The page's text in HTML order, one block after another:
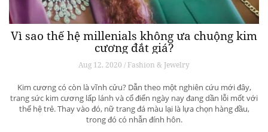
Vì sao thế hệ millenials không ưa chuộng kim
cương đắt giá?
Aug 12, 2020 / Fashion & Jewelry
Kim cương có còn là vĩnh cửu? Dẫn theo một nghiên cứu mới đây,
trang sức kim cương lấp lánh và cổ điển ngày nay đang dần lỗi mốt với
thế hệ trẻ. Thay vào đó, nữ trang đá màu lại là lựa chọn hàng đầu,
trong đó có nhẫn đính hôn.